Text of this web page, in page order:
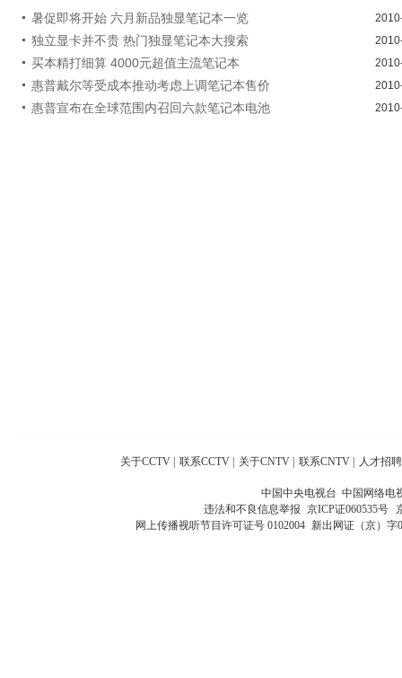
暑促即将开始 六月新品独显笔记本一览
独立显卡并不贵 热门独显笔记本大搜索
买本精打细算 4000元超值主流笔记本
惠普戴尔等受成本推动考虑上调笔记本售价
惠普宣布在全球范围内召回六款笔记本电池
关于CCTV 联系CCTV 关于CNTV 联系CNTV 人才招聘
中国中央电视台 中国网络电
违法和不良信息举报 京ICP证060535号
网上传播视听节目许可证号 0102004 新出网证（京）